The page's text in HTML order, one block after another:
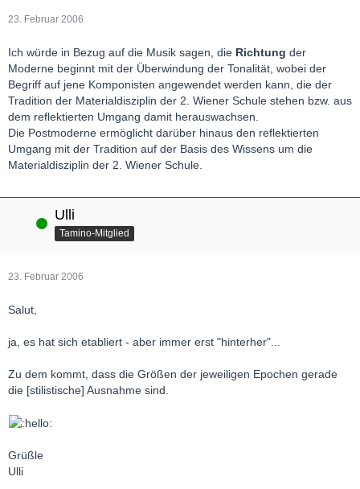
23. Februar 2006
Ich würde in Bezug auf die Musik sagen, die Richtung der
Moderne beginnt mit der Überwindung der Tonalität, wobei der
Begriff auf jene Komponisten angewendet werden kann, die der
Tradition der Materialdisziplin der 2. Wiener Schule stehen bzw. aus
dem reflektierten Umgang damit herauswachsen.
Die Postmoderne ermöglicht darüber hinaus den reflektierten
Umgang mit der Tradition auf der Basis des Wissens um die
Materialdisziplin der 2. Wiener Schule.
Online Ulli
Tamino-Mitglied
23. Februar 2006
Salut,
ja, es hat sich etabliert - aber immer erst "hinterher"...
Zu dem kommt, dass die Größen der jeweiligen Epochen gerade
die [stilistische] Ausnahme sind.
Grüßle
Ulli